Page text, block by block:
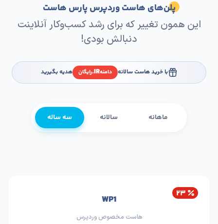
پلن‌های هاست وردپرس پارس هاست
این همون تغییر که برای رشد کسب‌وکار آنلاینت
دنبالش بودی!
با خرید هاست سالانه دامنهIR. رایگان هدیه بگیرید
سه ساله سالانه ماهانه
۲۳ WP1
هاست مخصوص وردپرس